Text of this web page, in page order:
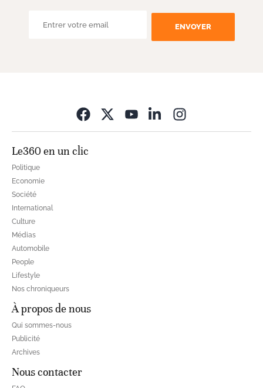
ENVOYER
Le360 en un clic
Politique
Economie
Société
International
Culture
Médias
Automobile
People
Lifestyle
Nos chroniqueurs
À propos de nous
Qui sommes-nous
Publicité
Archives
Nous contacter